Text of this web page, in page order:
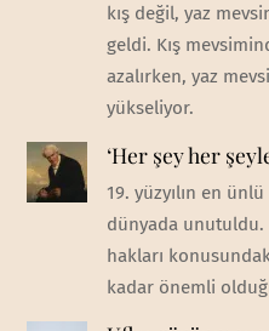
kış değil, yaz
geldi. Kış
azalırken, yaz
yükseliyor.
‘Her şey her
19. yüzyılın en
dünyada
hakları
kadar önemli